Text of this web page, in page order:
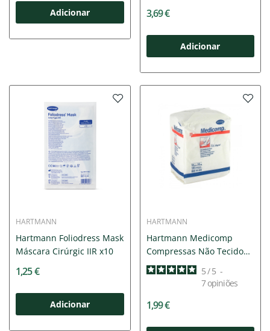
Adicionar 3,69 €
Adicionar
HARTMANN
Hartmann Foliodress Mask
Máscara Cirúrgic IIR x10
1,25 €
Adicionar
HARTMANN
Hartmann Medicomp
Compressas Não Tecido
10cmx10cm
5/ 5 -
7opiniões
1,99 €